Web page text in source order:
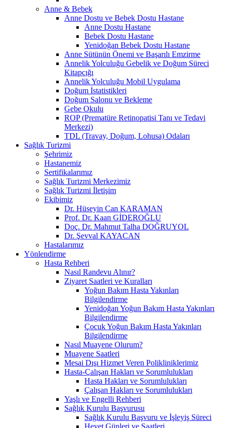
Anne & Bebek
Anne Dostu ve Bebek Dostu Hastane
Anne Dostu Hastane
Bebek Dostu Hastane
Yenidoğan Bebek Dostu Hastane
Anne Sütünün Önemi ve Başarılı Emzirme
Annelik Yolculuğu Gebelik ve Doğum Süreci
Kitapçığı
Annelik Yolculuğu Mobil Uygulama
Doğum İstatistikleri
Doğum Salonu ve Bekleme
Gebe Okulu
ROP (Prematüre Retinopatisi Tanı ve Tedavi
Merkezi)
TDL (Travay, Doğum, Lohusa) Odaları
Sağlık Turizmi
Şehrimiz
Hastanemiz
Sertifikalarımız
Sağlık Turizmi Merkezimiz
Sağlık Turizmi İletişim
Ekibimiz
Dr. Hüseyin Can KARAMAN
Prof. Dr. Kaan GİDEROĞLU
Doç. Dr. Mahmut Talha DOĞRUYOL
Dr. Şevval KAYACAN
Hastalarımız
Yönlendirme
Hasta Rehberi
Nasıl Randevu Alınır?
Ziyaret Saatleri ve Kuralları
Yoğun Bakım Hasta Yakınları
Bilgilendirme
Yenidoğan Yoğun Bakım Hasta Yakınları
Bilgilendirme
Çocuk Yoğun Bakım Hasta Yakınları
Bilgilendirme
Nasıl Muayene Olurum?
Muayene Saatleri
Mesai Dışı Hizmet Veren Polikliniklerimiz
Hasta-Çalışan Hakları ve Sorumlulukları
Hasta Hakları ve Sorumlulukları
Çalışan Hakları ve Sorumlulukları
Yaşlı ve Engelli Rehberi
Sağlık Kurulu Başvurusu
Sağlık Kurulu Başvuru ve İşleyiş Süreci
Heyet Günleri ve Saatleri